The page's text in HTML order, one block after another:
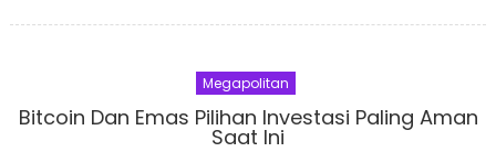
Megapolitan
Bitcoin Dan Emas Pilihan Investasi Paling Aman
Saat Ini